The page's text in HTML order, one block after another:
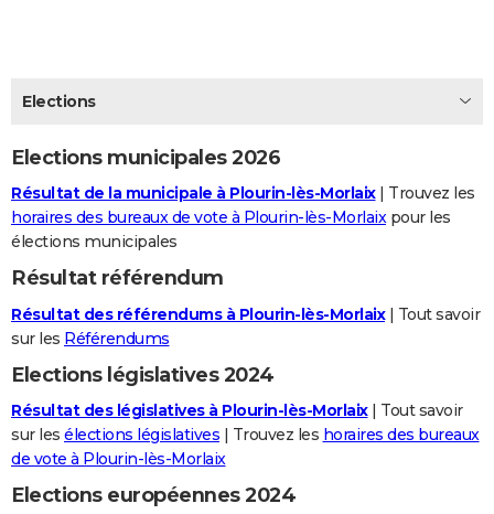
CARTE DE VOEUX
Carte de Noël
Carte Bonne année
Carte Saint-Valentin
Carte Pâques
Carte d'anniversaire
DICTIONNAIRE
Dictionnaire
Biographies
Citations
Expressions
Proverbes
PROGRAMME TV
S'inscrire
Se connecter
Lycées
Collèges
Primaires
Universités
Entreprises
Service militaire
Avis de recherche
AVIS DE DÉCÈS
FORUM
Bricolage
Lifestyle
Culture
Sport
Auto
Television
Voyage
Cinema
Elections
Elections municipales 2026
Résultat de la municipale à Plourin-lès-Morlaix| Trouvez les
horaires des bureaux de vote à Plourin-lès-Morlaixpour les
élections municipales
Résultat référendum
Résultat des référendums à Plourin-lès-Morlaix| Tout savoir
sur les Référendums
Elections législatives 2024
Résultat des législatives à Plourin-lès-Morlaix| Tout savoir
sur les élections législatives | Trouvez les horaires des bureaux
de vote à Plourin-lès-Morlaix
Elections européennes 2024